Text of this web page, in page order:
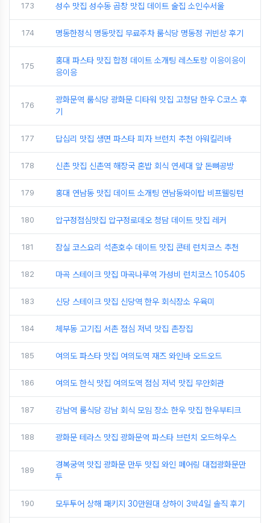
173 성수 맛집 성수동 곱창 맛집 데이트 술집 소인수서울
174 명동한정식 명동맛집 무료주차 룸식당 명동정 귀빈상 후기
175
홍대 파스타 맛집 합정 데이트 소개팅 레스토랑 이응이응이
응이응
176
광화문역 룸식당 광화문 디타워 맛집 고청담 한우 C코스 후
기
177 답십리 맛집 생면 파스타 피자 브런치 추천 아워킬리바
178 신촌 맛집 신촌역 해장국 혼밥 회식 연세대 앞 돈뼈공방
179 홍대 연남동 맛집 데이트 소개팅 연남동와이탑 비프웰링턴
180 압구정점심맛집 압구정로데오 청담 데이트 맛집 레커
181 잠실 코스요리 석촌호수 데이트 맛집 콘테 런치코스 추천
182 마곡 스테이크 맛집 마곡나루역 가성비 런치코스 105405
183 신당 스테이크 맛집 신당역 한우 회식장소 우육미
184 체부동 고기집 서촌 점심 저녁 맛집 촌장집
185 여의도 파스타 맛집 여의도역 재즈 와인바 오드오드
186 여의도 한식 맛집 여의도역 점심 저녁 맛집 무안회관
187 강남역 룸식당 강남 회식 모임 장소 한우 맛집 한우부티크
188 광화문 테라스 맛집 광화문역 파스타 브런치 오드하우스
189
경복궁역 맛집 광화문 만두 맛집 와인 페어링 대접광화문만
두
190 모두투어 상해 패키지 30만원대 상하이 3박4일 솔직 후기